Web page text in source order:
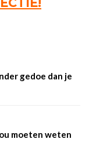
gedoe dan je
moeten weten